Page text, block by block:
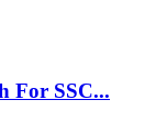
For SSC...